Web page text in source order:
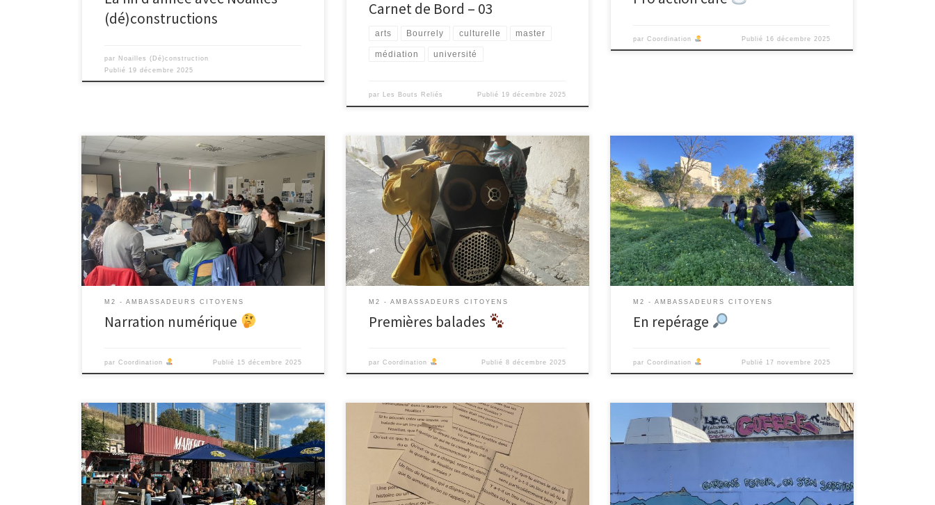
(dé)constructions
par Noailles (Dé)construction
Publié 19 décembre 2025
Carnet de Bord – 03
arts Bourrely culturelle master
médiation université
par Les Bouts Reliés Publié 19 décembre 2025
parCoordination Publié 16 décembre 2025
Les lundi 8 et mardi 9 décembre, les étudiant·es du
DNMADE en narration numérique ont accueillis au
Lycée Diderot leurs collègues en médiation culturelle
pour des ateliers de co écriture de la note d’intention
en narration numérique. Ils ont été rejoints mardi 9 au
matin par le Musée d’histoire de […]
M2 - AMBASSADEURS CITOYENS
Narration numérique
parCoordination Publié 15 décembre 2025
Dans le cadre des Journées de l’éducation populaire
organisées par la Ville de Marseille, les étudiants et
étudiantes du Master 2 de Médiation Culturelle des
Arts d’Aix-Marseille Université ont programmé trois
balades patrimoniales-matrimoniales de restitution de
leur travail d’enquête patrimoniale dans les quartiers
de Air Bel, les Bourrely et Noailles. […]
M2 - AMBASSADEURS CITOYENS
Premières balades
parCoordination Publié 8 décembre 2025
Lundi 17 novembre, les trois groupes sont partis en
balade de repérage à Noailles, Air Bel et Les Bourelly,
accompagnés d’enseignant·es en médiation
culturelle, des personnes des centres sociaux
partenaires et d’habitant·es. L’objectif était de tester
des parcours possibles pour la balade de restitution
de décembre ainsi que des hypothèses […]
M2 - AMBASSADEURS CITOYENS
En repérage
parCoordination Publié 17 novembre 2025
Pour la suite de notre projet, nous avons été convié à
participer à une réunion au sein du centre social le 15
octobre, se déroulant toutes les deux semaines. Ce
rendez-vous a pour but de laisser la place aux
habitant.e.s, pour parler de leurs projets et de leurs
Le 22 octobre à l’OASIS, c’est le lancement du projet !
C’est officiel, nous avons rendez-vous avec Olivia de
Because U art, Isabelle de Destination Famille, un
groupe de quatre jeunes qui sont en lien avec le
centre social, et José et Christiane le couple mythique
Suite aux derniers entretiens effectués sur le terrain,
nous nous sommes davantage questionnées sur les
situent à la croisée de divers enjeux de quartier, à
savoir l’hospitalité et l’enfermement (mobilité
géographique, professionnelle, transports en